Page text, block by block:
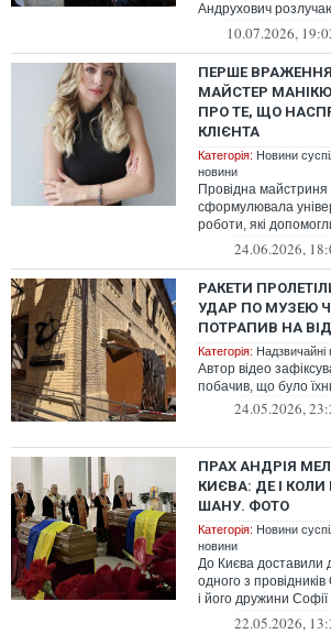
Андрухович
шлюбу.10.07.2026,
ПЕРШЕ
МАЙСТЕР
ПРО ТЕ, ЩО
КЛІЄНТА
Категорія: Новини
новини
Провідна
сформулювала
роботи, які
затребуваною в
24.06.2026,
РАКЕТИ
УДАР ПО МУЗЕЮ
ПОТРАПИВ НА
Категорія: Надзвичайні
Автор відео
побачив, що було
24.05.2026,
ПРАХ АНДРІЯ
КИЄВА: ДЕ І
ШАНУ. ФОТО
Категорія: Новини
новини
До Києва доставили
одного з
і його дружини
виставлені для
22.05.2026,